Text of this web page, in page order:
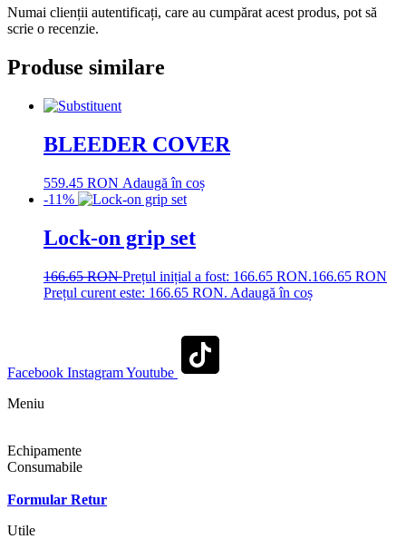
Numai clienții autentificați, care au cumpărat acest produs, pot să
scrie o recenzie.
Produse similare
BLEEDER COVER
559.45 RON Adaugă în coș
-11%
Lock-on grip set
166.65RONPrețul inițial a fost: 166.65 RON.166.65 RON
Prețul curent este: 166.65 RON. Adaugă în coș
Facebook InstagramYoutube
Meniu
Echipamente
Consumabile
Formular Retur
Utile